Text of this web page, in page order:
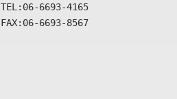
TEL:06-6693-4165
FAX:06-6693-8567